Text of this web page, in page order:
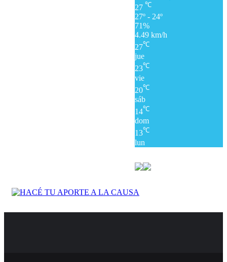
27 ℃
27º - 24º
71%
4.49 km/h
27℃
jue
23℃
vie
20℃
sáb
14℃
dom
13℃
lun